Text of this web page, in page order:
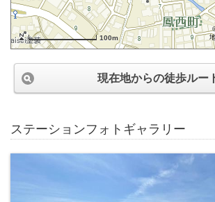
100m
現在地からの徒歩ルー
ステーションフォトギャラリー